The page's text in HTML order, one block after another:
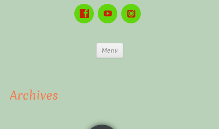
Menu
Archives